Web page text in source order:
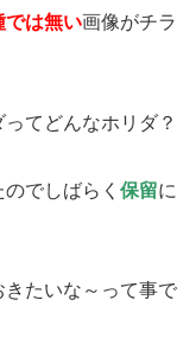
では無い画像がチラ
てどんなホリダ？
でしばらく 保留に
きたいな～って事で